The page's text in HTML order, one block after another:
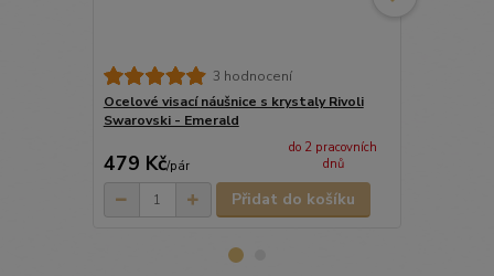
3 hodnocení
Ocelové visací náušnice s krystaly Rivoli
Swarovski - Emerald
479 Kč/pár
do 2 pracovních
dnů
Přidat do košíku